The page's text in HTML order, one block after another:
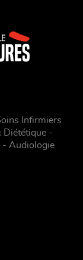
Infirmiers
Diététique -
- Audiologie